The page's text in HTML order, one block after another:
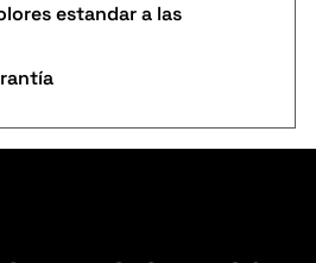
estandar a las